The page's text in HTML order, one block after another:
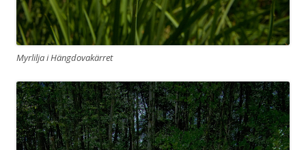
Myrlilja i Hängdovakärret